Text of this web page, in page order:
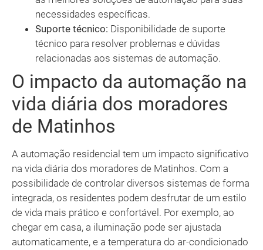
necessidades específicas.
Suporte técnico: Disponibilidade de suporte
técnico para resolver problemas e dúvidas
relacionadas aos sistemas de automação.
O impacto da automação na
vida diária dos moradores
de Matinhos
A automação residencial tem um impacto significativo
na vida diária dos moradores de Matinhos. Com a
possibilidade de controlar diversos sistemas de forma
integrada, os residentes podem desfrutar de um estilo
de vida mais prático e confortável. Por exemplo, ao
chegar em casa, a iluminação pode ser ajustada
automaticamente, e a temperatura do ar-condicionado